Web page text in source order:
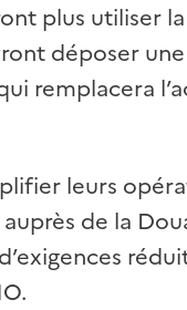
plus utiliser
déposer
remplacera
leurs
de la